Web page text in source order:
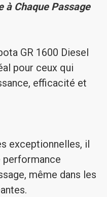
à Chaque Passage
GR 1600 Diesel
pour ceux qui
efficacité et
exceptionnelles, il
même dans les